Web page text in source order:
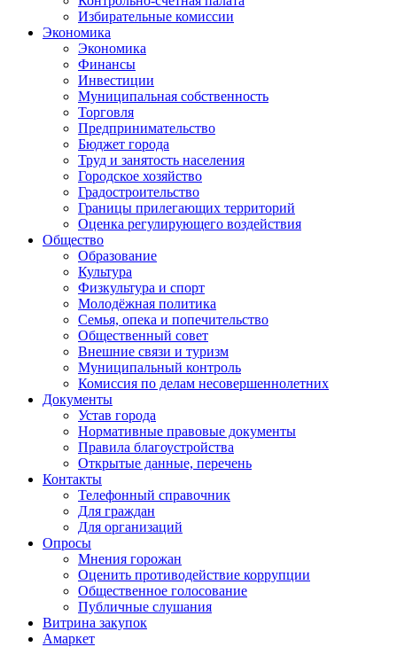
Избирательные комиссии
Экономика
Экономика
Финансы
Инвестиции
Муниципальная собственность
Торговля
Предпринимательство
Бюджет города
Труд и занятость населения
Городское хозяйство
Градостроительство
Границы прилегающих территорий
Оценка регулирующего воздействия
Общество
Образование
Культура
Физкультура и спорт
Молодёжная политика
Семья, опека и попечительство
Общественный совет
Внешние связи и туризм
Муниципальный контроль
Комиссия по делам несовершеннолетних
Документы
Устав города
Нормативные правовые документы
Правила благоустройства
Открытые данные, перечень
Контакты
Телефонный справочник
Для граждан
Для организаций
Опросы
Мнения горожан
Оценить противодействие коррупции
Общественное голосование
Публичные слушания
Витрина закупок
Амаркет